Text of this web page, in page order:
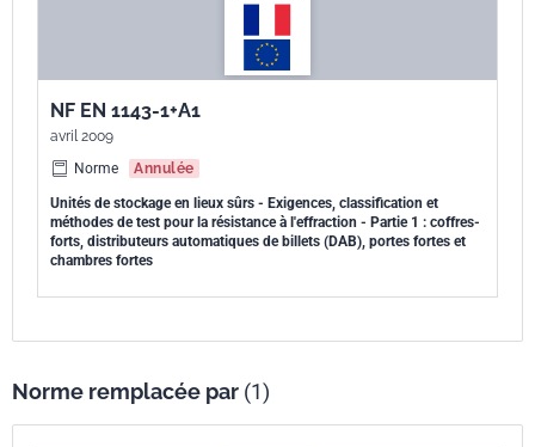
NF EN 1143-1+A1
avril 2009
Norme
Annulée
Unités de stockage en lieux sûrs - Exigences, classification et
méthodes de test pour la résistance à l'effraction - Partie 1 : coffres-
forts, distributeurs automatiques de billets (DAB), portes fortes et
chambres fortes
Norme remplacée par (1)